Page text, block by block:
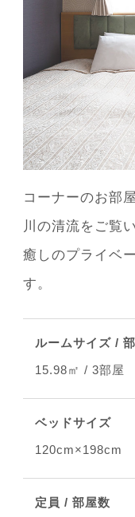
コーナーのお部
川の清流をご覧
癒しのプライベ
す。
ルームサイズ /
15.98㎡ / 3部屋
ベッドサイズ
120cm×198cm
定員 / 部屋数